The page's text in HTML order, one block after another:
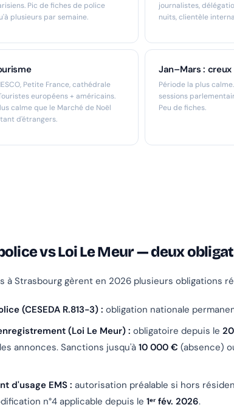
Pic de fiches de police
plusieurs par semaine.
journalistes,
nuits, clientèle
Petite France, cathédrale
européens + américains.
calme que le Marché de Noël
d'étrangers.
Jan–Mars : creux
Période la plus
sessions
Peu de fiches.
vs Loi Le Meur — deux
à Strasbourg gèrent en 2026 plusieurs obligations
(CESEDA R.813-3) : obligation nationale
(Loi Le Meur) : obligatoire depuis le
annonces. Sanctions jusqu'à 10 000 € (absence)
d'usage EMS : autorisation préalable si hors
n°4 applicable depuis le 1ᵉʳ fév. 2026.